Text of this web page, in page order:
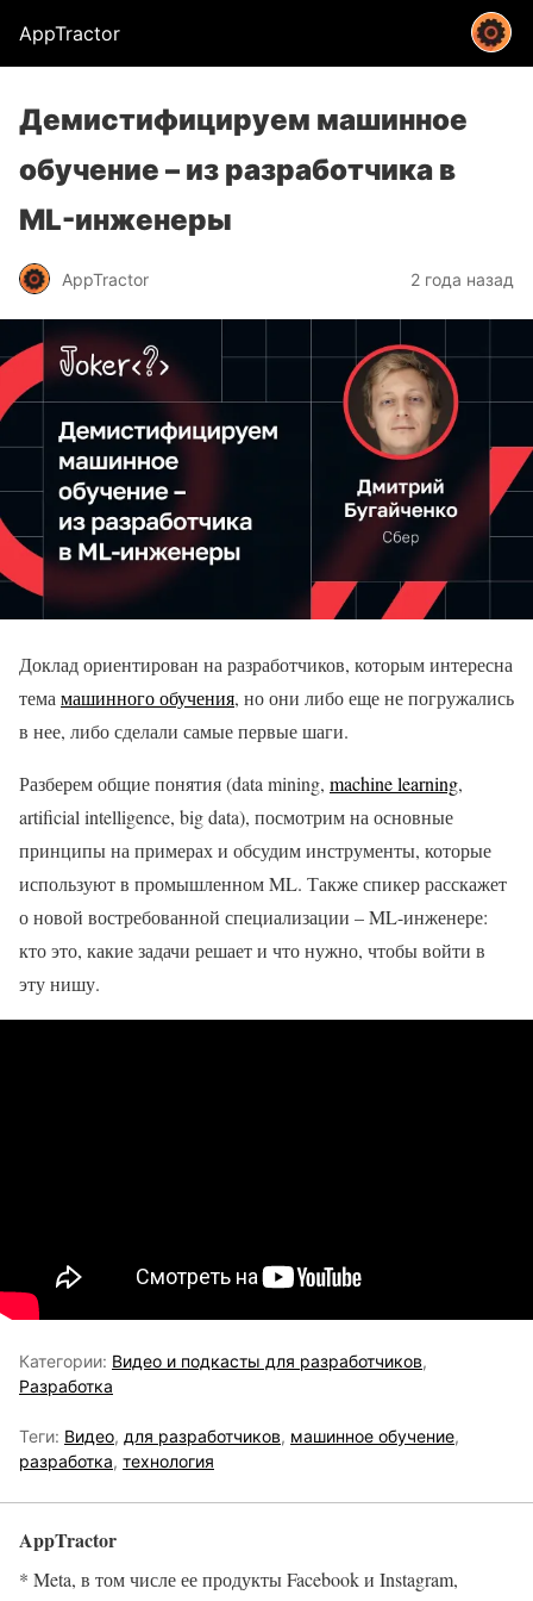
AppTractor
Демистифицируем машинное
обучение – из разработчика в
ML-инженеры
AppTractor 2 года назад
Доклад ориентирован на разработчиков, которым интересна
тема машинного обучения, но они либо еще не погружались
в нее, либо сделали самые первые шаги.
Разберем общие понятия (data mining, machine learning,
artificial intelligence, big data), посмотрим на основные
принципы на примерах и обсудим инструменты, которые
используют в промышленном ML. Также спикер расскажет
о новой востребованной специализации – ML-инженере:
кто это, какие задачи решает и что нужно, чтобы войти в
эту нишу.
Категории: Видео и подкасты для разработчиков,
Разработка
Теги: Видео, для разработчиков, машинное обучение,
разработка, технология
AppTractor
* Meta, в том числе ее продукты Facebook и Instagram,